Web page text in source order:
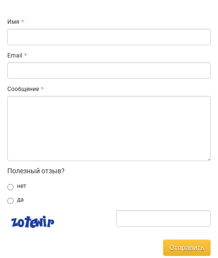
Имя
Email
Сообщение
Полезный отзыв?
нет
да
Отправить